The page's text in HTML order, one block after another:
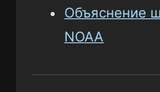
Объяснение
NOAA